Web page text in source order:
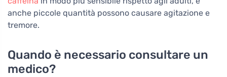
anche piccole quantità possono causare agitazione e
tremore.
Quando è necessario consultare un
medico?